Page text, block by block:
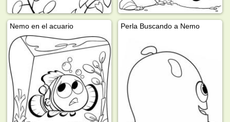
Nemo en el acuario Perla Buscando a Nemo